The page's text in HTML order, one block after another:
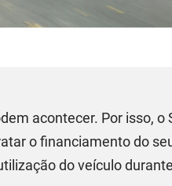
acontecer. Por isso,
o financiamento do
do veículo